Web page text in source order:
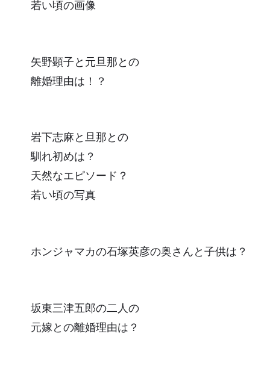
若い頃の画像
矢野顕子と元旦那との
離婚理由は！？
岩下志麻と旦那との
馴れ初めは？
天然なエピソード？
若い頃の写真
ホンジャマカの石塚英彦の奥さんと子供は？
坂東三津五郎の二人の
元嫁との離婚理由は？